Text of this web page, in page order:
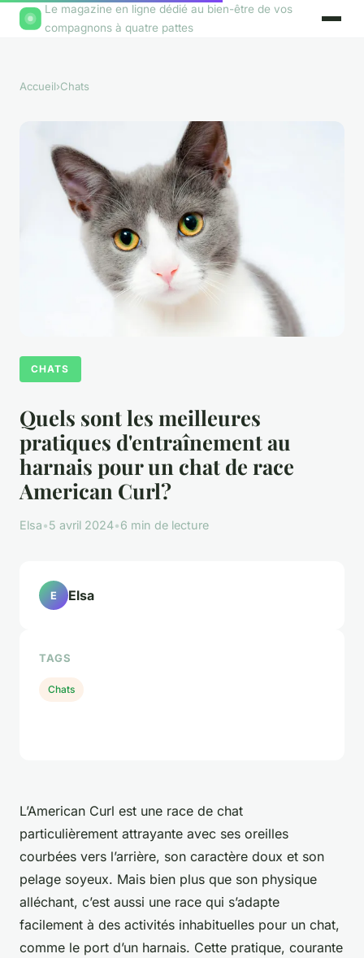
Le magazine en ligne dédié au bien-être de vos
compagnons à quatre pattes
Accueil›Chats
CHATS
Quels sont les meilleures
pratiques d'entraînement au
harnais pour un chat de race
American Curl?
Elsa•5 avril 2024•6 min de lecture
L’American Curl est une race de chat
particulièrement attrayante avec ses oreilles
courbées vers l’arrière, son caractère doux et son
pelage soyeux. Mais bien plus que son physique
alléchant, c’est aussi une race qui s’adapte
facilement à des activités inhabituelles pour un chat,
comme le port d’un harnais. Cette pratique, courante
E Elsa
TAGS
Chats